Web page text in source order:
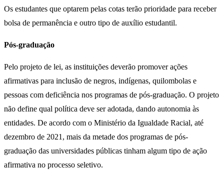
Os estudantes que optarem pelas cotas terão prioridade para receber
bolsa de permanência e outro tipo de auxílio estudantil.
Pós-graduação
Pelo projeto de lei, as instituições deverão promover ações
afirmativas para inclusão de negros, indígenas, quilombolas e
pessoas com deficiência nos programas de pós-graduação. O projeto
não define qual política deve ser adotada, dando autonomia às
entidades. De acordo com o Ministério da Igualdade Racial, até
dezembro de 2021, mais da metade dos programas de pós-
graduação das universidades públicas tinham algum tipo de ação
afirmativa no processo seletivo.